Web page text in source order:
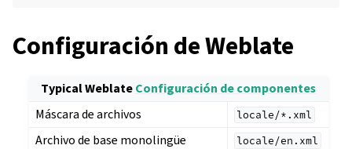
Configuración de Weblate
Typical WeblateConfiguración de componentes
Máscara de archivos
locale/*.xml
Archivo de base monolingüe locale/en.xml